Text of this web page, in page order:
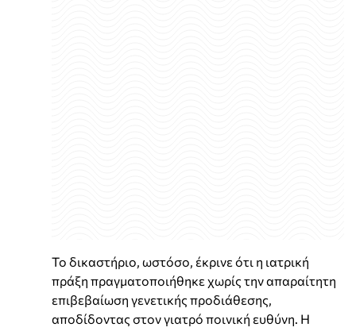
Το δικαστήριο, ωστόσο, έκρινε ότι η ιατρική
πράξη πραγματοποιήθηκε χωρίς την απαραίτητη
επιβεβαίωση γενετικής προδιάθεσης,
αποδίδοντας στον γιατρό ποινική ευθύνη. Η